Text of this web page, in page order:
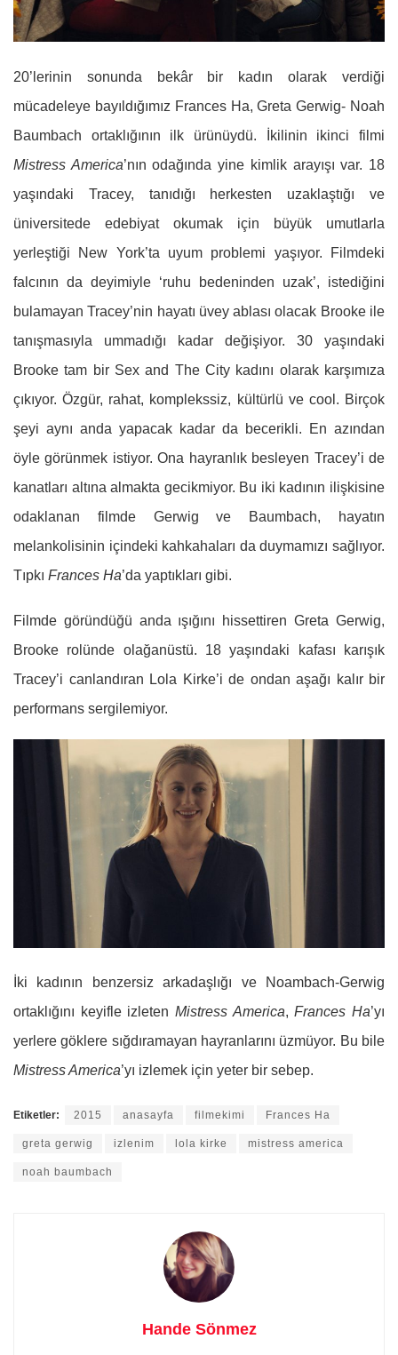
20’lerinin sonunda bekâr bir kadın olarak verdiği
mücadeleye bayıldığımız Frances Ha, Greta Gerwig- Noah
Baumbach ortaklığının ilk ürünüydü. İkilinin ikinci filmi
Mistress America’nın odağında yine kimlik arayışı var. 18
yaşındaki Tracey, tanıdığı herkesten uzaklaştığı ve
üniversitede edebiyat okumak için büyük umutlarla
yerleştiği New York’ta uyum problemi yaşıyor. Filmdeki
falcının da deyimiyle ‘ruhu bedeninden uzak’, istediğini
bulamayan Tracey’nin hayatı üvey ablası olacak Brooke ile
tanışmasıyla ummadığı kadar değişiyor. 30 yaşındaki
Brooke tam bir Sex and The City kadını olarak karşımıza
çıkıyor. Özgür, rahat, komplekssiz, kültürlü ve cool. Birçok
şeyi aynı anda yapacak kadar da becerikli. En azından
öyle görünmek istiyor. Ona hayranlık besleyen Tracey’i de
kanatları altına almakta gecikmiyor. Bu iki kadının ilişkisine
odaklanan filmde Gerwig ve Baumbach, hayatın
melankolisinin içindeki kahkahaları da duymamızı sağlıyor.
Tıpkı Frances Ha’da yaptıkları gibi.
Filmde göründüğü anda ışığını hissettiren Greta Gerwig,
Brooke rolünde olağanüstü. 18 yaşındaki kafası karışık
Tracey’i canlandıran Lola Kirke’i de ondan aşağı kalır bir
performans sergilemiyor.
İki kadının benzersiz arkadaşlığı ve Noambach-Gerwig
ortaklığını keyifle izleten Mistress America,Frances Ha’yı
yerlere göklere sığdıramayan hayranlarını üzmüyor. Bu bile
Mistress America’yı izlemek için yeter bir sebep.
Etiketler: 2015 anasayfa filmekimi Frances Ha
greta gerwig izlenim lola kirke mistress america
noah baumbach
Hande Sönmez